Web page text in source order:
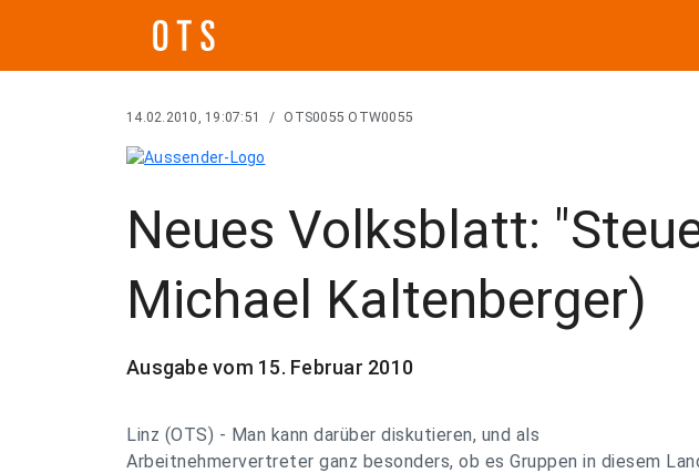
14.02.2010, 19:07:51 / OTS0055 OTW0055
Neues Volksblatt:
Michael Kaltenberger)
Ausgabe vom 15. Februar 2010
Linz (OTS) - Man kann darüber diskutieren, und als
Arbeitnehmervertreter ganz besonders, ob es Gruppen in diesem